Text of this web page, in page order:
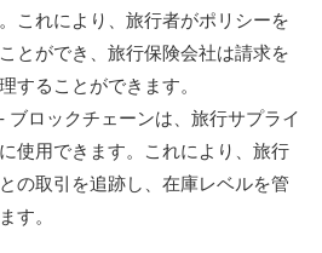
これにより、旅行者がポリシーを
とができ、旅行保険会社は請求を
することができます。
ブロックチェーンは、旅行サプライ
使用できます。これにより、旅行
の取引を追跡し、在庫レベルを管
す。